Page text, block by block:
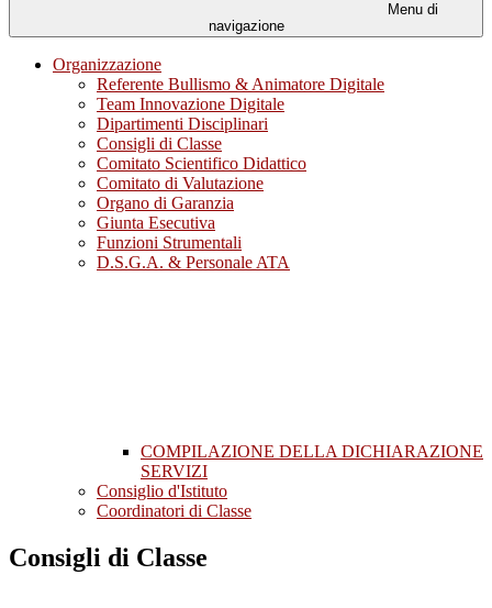
Menu di
navigazione
Organizzazione
Referente Bullismo & Animatore Digitale
Team Innovazione Digitale
Dipartimenti Disciplinari
Consigli di Classe
Comitato Scientifico Didattico
Comitato di Valutazione
Organo di Garanzia
Giunta Esecutiva
Funzioni Strumentali
D.S.G.A. & Personale ATA
COMPILAZIONE DELLA DICHIARAZIONE
SERVIZI
Consiglio d'Istituto
Coordinatori di Classe
Consigli di Classe